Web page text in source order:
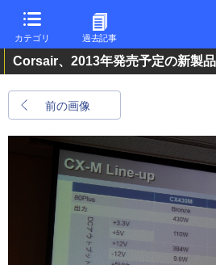
カテゴリ 過去記事
Corsair、2013年発売予定の新製
前の画像